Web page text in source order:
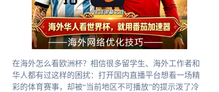
在海外怎么看欧洲杯？相信很多留学生、海外工作者和
华人都有过这样的困扰：打开国内直播平台想看一场精
彩的体育赛事，却被“当前地区不可播放”的提示泼了冷